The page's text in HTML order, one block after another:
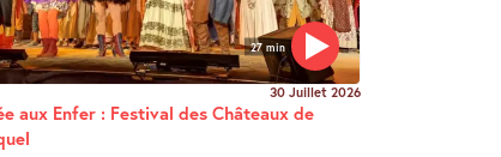
27 min
30 Juillet 2026
aux Enfer : Festival des Châteaux de